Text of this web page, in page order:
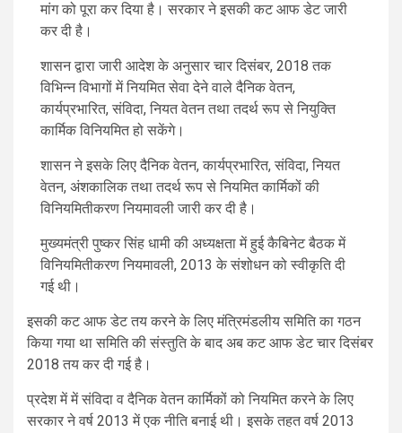
मांग को पूरा कर दिया है। सरकार ने इसकी कट आफ डेट जारी
कर दी है।
शासन द्वारा जारी आदेश के अनुसार चार दिसंबर, 2018 तक
विभिन्न विभागों में नियमित सेवा देने वाले दैनिक वेतन,
कार्यप्रभारित, संविदा, नियत वेतन तथा तदर्थ रूप से नियुक्ति
कार्मिक विनियमित हो सकेंगे।
शासन ने इसके लिए दैनिक वेतन, कार्यप्रभारित, संविदा, नियत
वेतन, अंशकालिक तथा तदर्थ रूप से नियमित कार्मिकों की
विनियमितीकरण नियमावली जारी कर दी है।
मुख्यमंत्री पुष्कर सिंह धामी की अध्यक्षता में हुई कैबिनेट बैठक में
विनियमितीकरण नियमावली, 2013 के संशोधन को स्वीकृति दी
गई थी।
इसकी कट आफ डेट तय करने के लिए मंत्रिमंडलीय समिति का गठन
किया गया था समिति की संस्तुति के बाद अब कट आफ डेट चार दिसंबर
2018 तय कर दी गई है।
प्रदेश में में संविदा व दैनिक वेतन कार्मिकों को नियमित करने के लिए
सरकार ने वर्ष 2013 में एक नीति बनाई थी। इसके तहत वर्ष 2013